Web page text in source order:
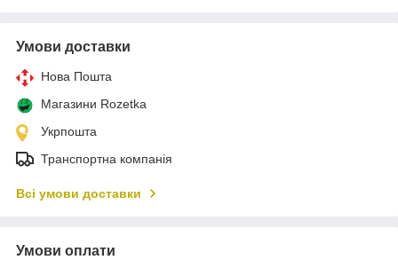
Умови доставки
Нова Пошта
Магазини Rozetka
Укрпошта
Транспортна компанія
Всі умови доставки
Умови оплати